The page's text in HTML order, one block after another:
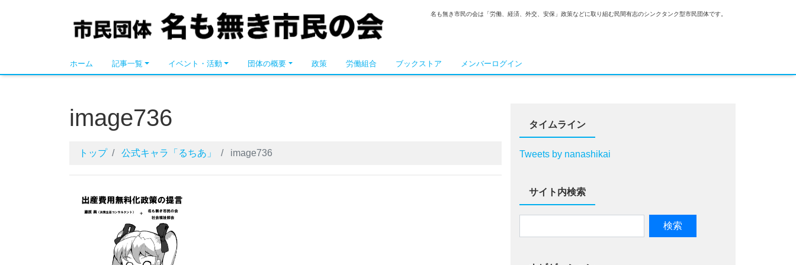
名も無き市民の会は「労働、経済、外交、安保」政策などに取り組む民間有志のシンクタンク型市民団体です。
ホーム 記事一覧 イベント・活動 団体の概要 政策 労働組合 ブックストア メンバーログイン
image736
トップ 公式キャラ「るちあ」 image736
タイムライン
Tweets by nanashikai
サイト内検索